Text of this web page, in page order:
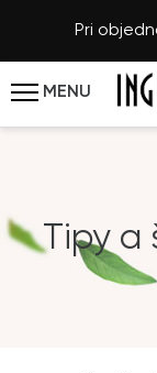
Pri
MENU
Tipy a